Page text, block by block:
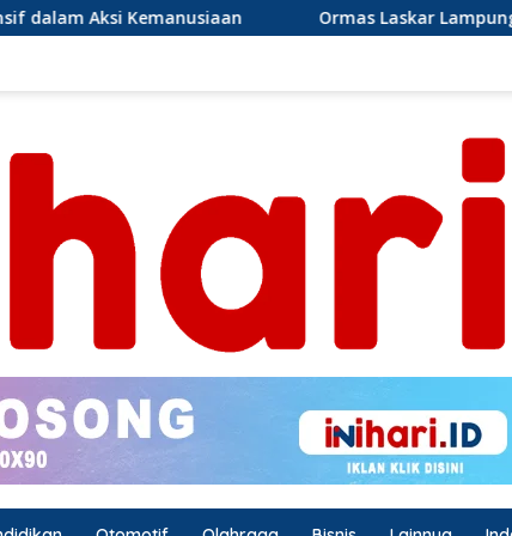
Ormas Laskar Lampung dan Grib jaya Lampung